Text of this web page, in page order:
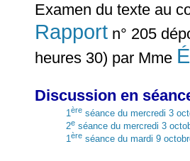
Examen du texte au
Rapport n° 205
heures 30) par Mme
Discussion en
1ère séance du mercredi 3
2e séance du mercredi 3
1ère séance du mardi 9